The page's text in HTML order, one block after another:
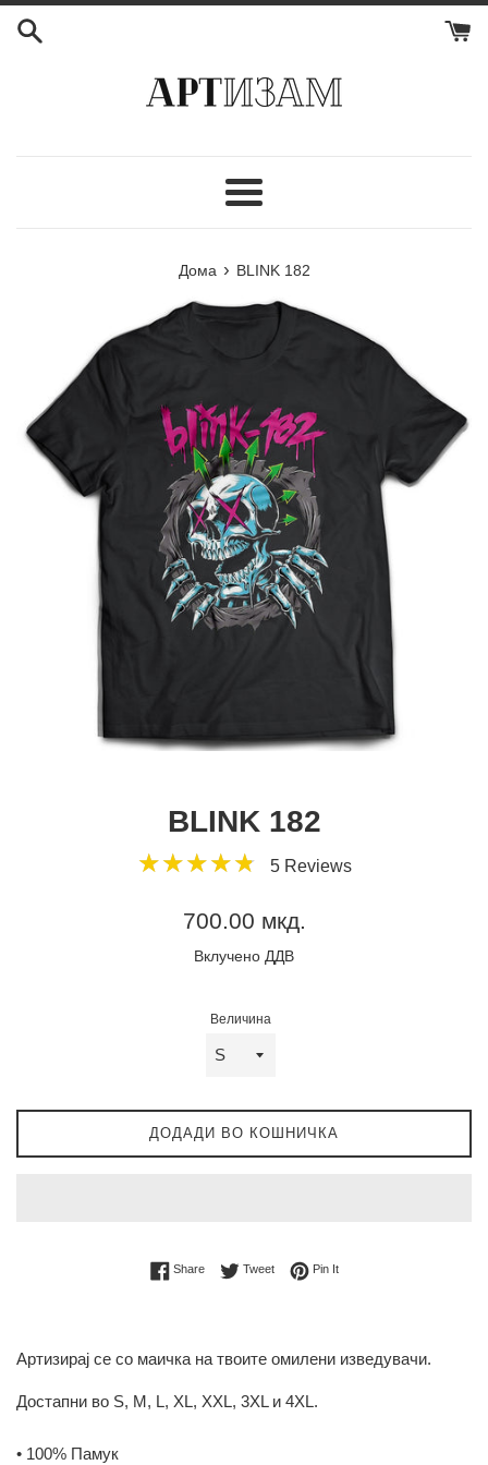
Мени
Дома › BLINK 182
BLINK 182
★★★★★
★★★★★ 5 Reviews
Регуларна
700.00 мкд.
Вклучено ДДВ
Величина
ДОДАДИ ВО КОШНИЧКА
ShareShare on Facebook
TweetTweet on Twitter
Pin ItPin on Pinterest
Артизирај се со маичка на твоите омилени изведувачи.
Достапни во S, M, L, XL, XXL, 3XL и 4XL.
• 100% Памук